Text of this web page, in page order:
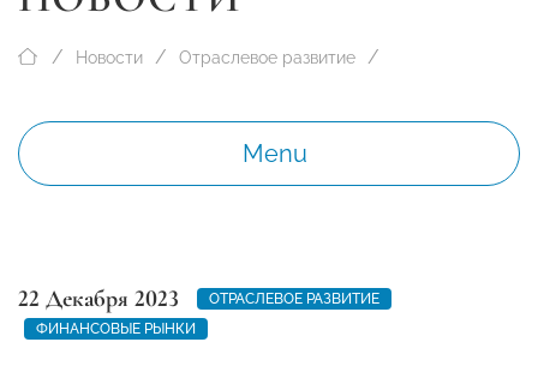
Новости Отраслевое развитие
Menu
22 Декабря 2023
ОТРАСЛЕВОЕ РАЗВИТИЕ
ФИНАНСОВЫЕ РЫНКИ